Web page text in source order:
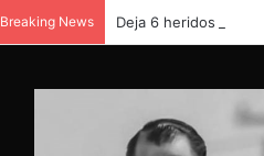
Breaking News Deja 6 heridos